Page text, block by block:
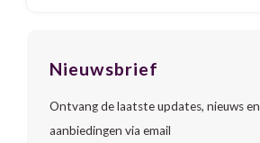
Nieuwsbrief
Ontvang de laatste updates, nieuws en
aanbiedingen via email